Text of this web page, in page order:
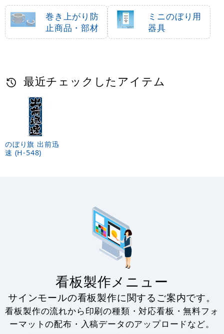
巻き上がり防
止商品・部材
ミニのぼり用
器具
最近チェックしたアイテム
のぼり旗 出前迅
速 (H-548)
看板製作メニュー
サインモールの看板製作に関するご案内です。
看板製作の流れから印刷の種類・対応看板・無料フォ
ーマットの配布・入稿データのアップロードなど。